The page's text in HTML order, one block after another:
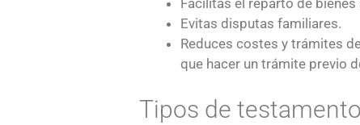
Facilitas el reparto de
Evitas disputas familiares.
Reduces costes y trámites
que hacer un trámite previo
Tipos de